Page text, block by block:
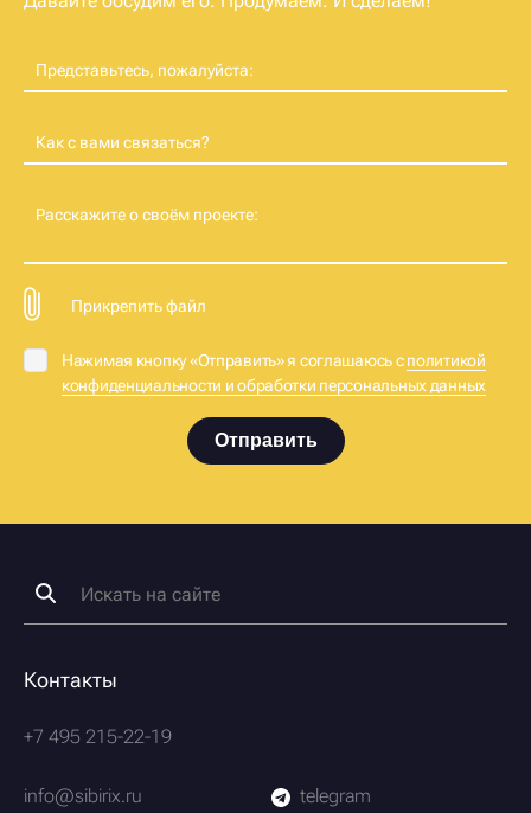
Представьтесь, пожалуйста:
Как с вами связаться?
Расскажите о своём проекте:
Прикрепить файл
Нажимая кнопку «Отправить» я соглашаюсь сполитикой
конфиденциальности и обработки персональных данных
Отправить
Контакты
+7 495 215-22-19
info@sibirix.ru telegram